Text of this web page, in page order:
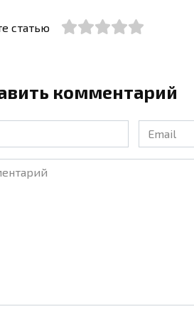
статью
комментарий
Email
*